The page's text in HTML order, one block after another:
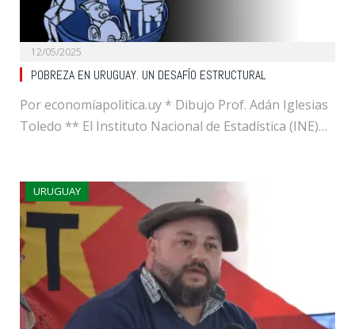
12/05/2025
POBREZA EN URUGUAY. UN DESAFÍO ESTRUCTURAL
Por economíapolitica.uy * Dibujo Prof. Adán Iglesias
Toledo ** El Instituto Nacional de Estadística (INE)…
URUGUAY